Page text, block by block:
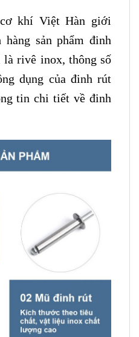
khí Việt Hàn giới
sản phẩm đinh
rivê inox, thông số
dụng của đinh rút
tin chi tiết về đinh